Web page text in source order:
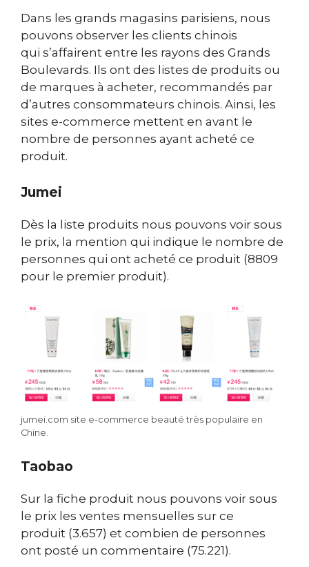
Dans les grands magasins parisiens, nous
pouvons observer les clients chinois
qui s’affairent entre les rayons des Grands
Boulevards. Ils ont des listes de produits ou
de marques à acheter, recommandés par
d’autres consommateurs chinois. Ainsi, les
sites e-commerce mettent en avant le
nombre de personnes ayant acheté ce
produit.
Jumei
Dès la liste produits nous pouvons voir sous
le prix, la mention qui indique le nombre de
personnes qui ont acheté ce produit (8809
pour le premier produit).
jumei.com site e-commerce beauté très populaire en
Chine.
Taobao
Sur la fiche produit nous pouvons voir sous
le prix les ventes mensuelles sur ce
produit (3.657) et combien de personnes
ont posté un commentaire (75.221).